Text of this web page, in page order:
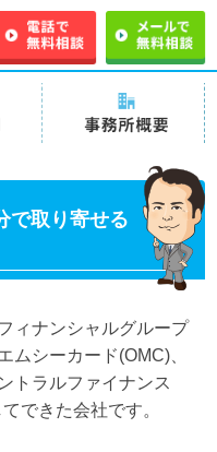
手
司法書士法人杉山事
務所 事務所概要
で取り寄せる
ィナンシャルグループ
ムシーカード(OMC)、
トラルファイナンス
できた会社です。